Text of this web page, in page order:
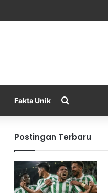
Fakta Unik
Postingan Terbaru